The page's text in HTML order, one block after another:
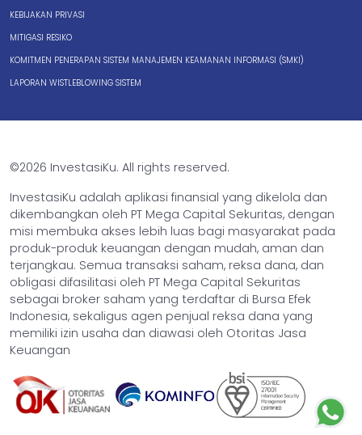
KEBIJAKAN PRIVASI
MITIGASI RESIKO
KOMITMEN PENERAPAN SISTEM MANAJEMEN KEAMANAN INFORMASI (SMKI)
LAPORAN WISTLEBLOWING SISTEM
©2026 InvestasiKu. All rights reserved.
InvestasiKu adalah aplikasi finansial yang dikelola dan
dikembangkan oleh PT Mega Capital Sekuritas, dengan
misi membuka akses lebih luas bagi masyarakat pada
produk-produk keuangan dengan mudah, aman dan
terjangkau. Semua transaksi saham, reksa dana, dan
obligasi difasilitasi oleh PT Mega Capital Sekuritas
sebagai broker saham yang terdaftar di Bursa Efek
Indonesia, sekaligus agen penjual reksa dana yang
memiliki izin usaha dan diawasi oleh Otoritas Jasa
Keuangan